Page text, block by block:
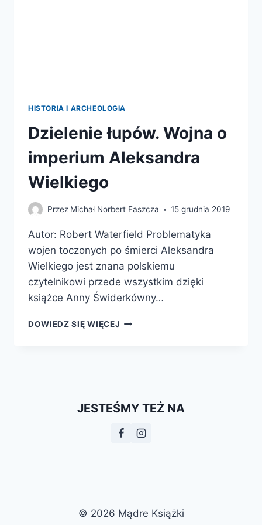
HISTORIA I ARCHEOLOGIA
Dzielenie łupów. Wojna o
imperium Aleksandra
Wielkiego
Przez Michał Norbert Faszcza 15 grudnia 2019
Autor: Robert Waterfield Problematyka
wojen toczonych po śmierci Aleksandra
Wielkiego jest znana polskiemu
czytelnikowi przede wszystkim dzięki
książce Anny Świderkówny…
DOWIEDZ SIĘ WIĘCEJ DZIELENIE
JESTEŚMY TEŻ NA
© 2026 Mądre Książki